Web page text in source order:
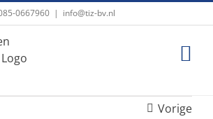
0667960 | info@tiz-bv.nl
Vorige